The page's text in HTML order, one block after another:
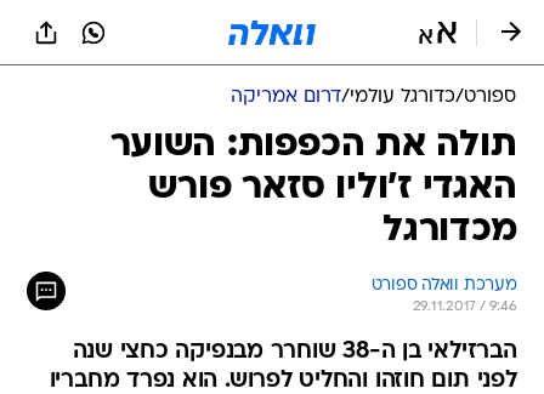
ספורט/כדורגל עולמי/דרום אמריקה
תולה את הכפפות: השוער
האגדי ז'וליו סזאר פורש
מכדורגל
מערכת וואלה ספורט
29.11.2017 / 9:46
הברזילאי בן ה-38 שוחרר מבנפיקה כחצי שנה
לפני תום חוזהו והחליט לפרוש. הוא נפרד מחבריו